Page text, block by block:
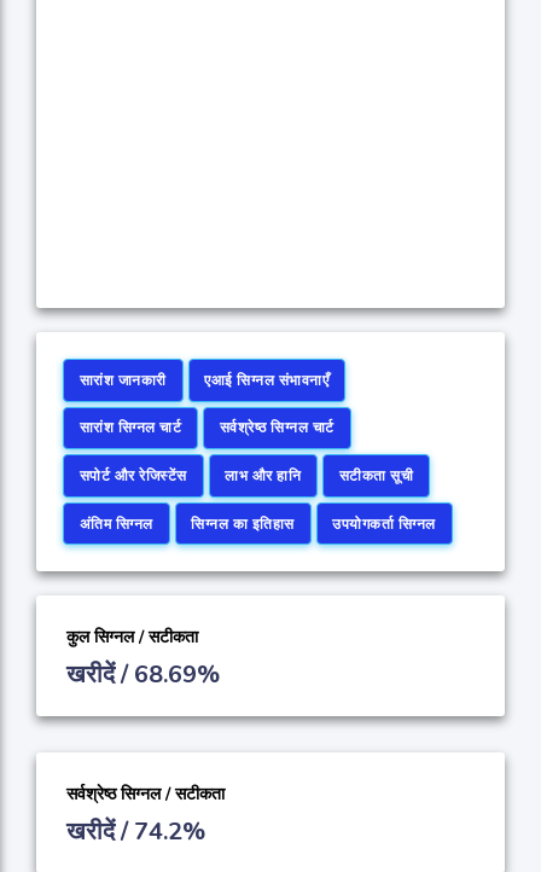
सारांश जानकारी एआई सिग्नल संभावनाएँ
सारांश सिग्नल चार्ट सर्वश्रेष्ठ सिग्नल चार्ट
सपोर्ट और रेजिस्टेंस लाभ और हानि सटीकता सूची
अंतिम सिग्नल सिग्नल का इतिहास उपयोगकर्ता सिग्नल
कुल सिग्नल / सटीकता
खरीदें / 68.69%
सर्वश्रेष्ठ सिग्नल / सटीकता
खरीदें / 74.2%